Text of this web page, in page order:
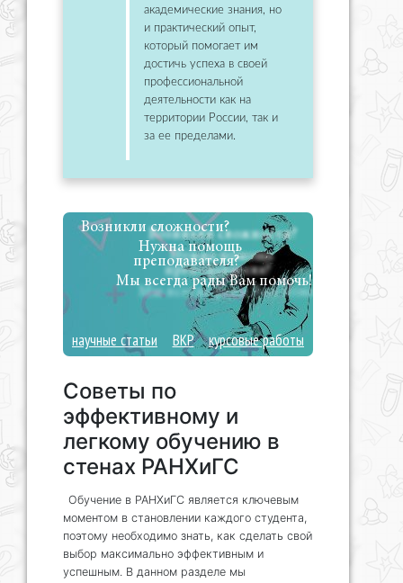
академические знания, но
и практический опыт,
который помогает им
достичь успеха в своей
профессиональной
деятельности как на
территории России, так и
за ее пределами.
Возникли сложности?
Нужна помощь
преподавателя?
Мы всегда рады Вам помочь!
научные статьи ВКР курсовые работы
Советы по
эффективному и
легкому обучению в
стенах РАНХиГС
Обучение в РАНХиГС является ключевым
моментом в становлении каждого студента,
поэтому необходимо знать, как сделать свой
выбор максимально эффективным и
успешным. В данном разделе мы